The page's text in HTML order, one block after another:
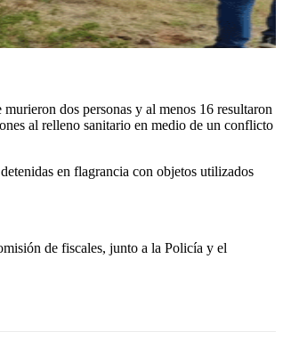
dos personas y al menos 16 resultaron
al relleno sanitario en medio de un conflicto
en flagrancia con objetos utilizados
de fiscales, junto a la Policía y el